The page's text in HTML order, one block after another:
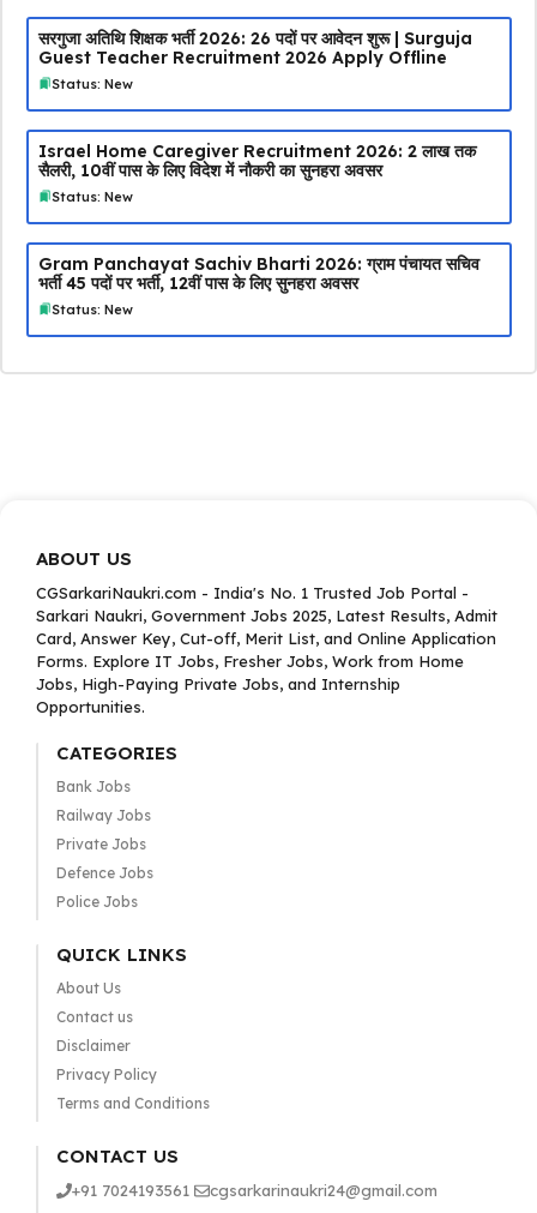
सरगुजा अतिथि शिक्षक भर्ती 2026: 26 पदों पर आवेदन शुरू | Surguja
Guest Teacher Recruitment 2026 Apply Offline
Status: New
Israel Home Caregiver Recruitment 2026: ₹2 लाख तक
सैलरी, 10वीं पास के लिए विदेश में नौकरी का सुनहरा अवसर
Status: New
Gram Panchayat Sachiv Bharti 2026: ग्राम पंचायत सचिव
भर्ती 45 पदों पर भर्ती, 12वीं पास के लिए सुनहरा अवसर
Status: New
ABOUT US
CGSarkariNaukri.com - India's No. 1 Trusted Job Portal -
Sarkari Naukri, Government Jobs 2025, Latest Results, Admit
Card, Answer Key, Cut-off, Merit List, and Online Application
Forms. Explore IT Jobs, Fresher Jobs, Work from Home
Jobs, High-Paying Private Jobs, and Internship
Opportunities.
CATEGORIES
Bank Jobs
Railway Jobs
Private Jobs
Defence Jobs
Police Jobs
QUICK LINKS
About Us
Contact us
Disclaimer
Privacy Policy
Terms and Conditions
CONTACT US
+91 7024193561
cgsarkarinaukri24@gmail.com